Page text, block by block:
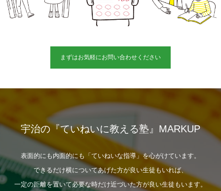
まずはお気軽にお問い合わせください
宇治の『ていねいに教える塾』MARKUP
表面的にも内面的にも「ていねいな指導」を心がけています。
できるだけ横についてあげた方が良い生徒もいれば、
一定の距離を置いて必要な時だけ近づいた方が良い生徒もいます。